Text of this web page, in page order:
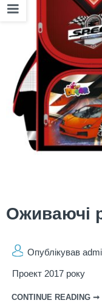
Оживаючі
Опублікував
Проект 2017 року
CONTINUE READING ➞